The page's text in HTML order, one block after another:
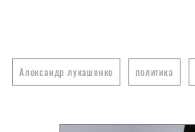
Александр лукашенко политика